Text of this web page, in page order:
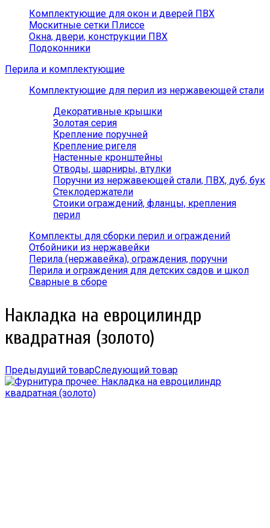
Комплектующие для окон и дверей ПВХ
Москитные сетки Плиссе
Окна, двери, конструкции ПВХ
Подоконники
Перила и комплектующие
Комплектующие для перил из нержавеющей стали
Декоративные крышки
Золотая серия
Крепление поручней
Крепление ригеля
Настенные кронштейны
Отводы, шарниры, втулки
Поручни из нержавеющей стали, ПВХ, дуб, бук
Стеклодержатели
Стоики ограждений, фланцы, крепления
перил
Комплекты для сборки перил и ограждений
Отбойники из нержавейки
Перила (нержавейка), ограждения, поручни
Перила и ограждения для детских садов и школ
Сварные в сборе
Накладка на евроцилиндр
квадратная (золото)
Предыдущий товарСледующий товар